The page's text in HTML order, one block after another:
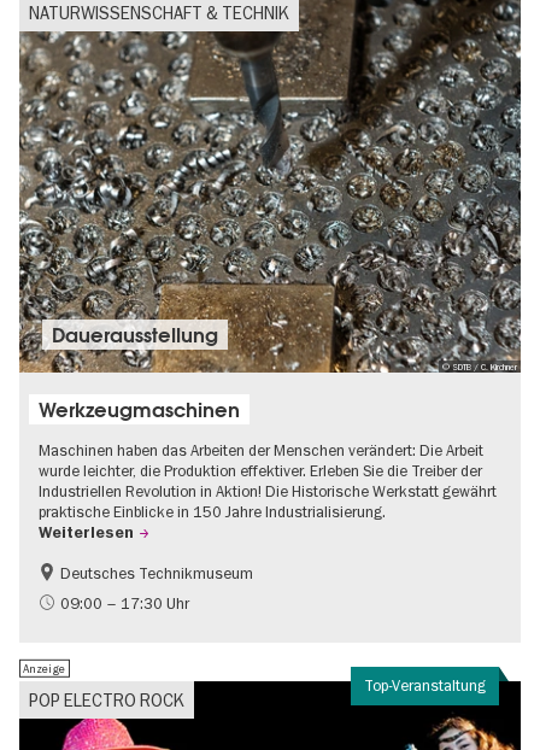
NATURWISSENSCHAFT & TECHNIK
© SDTB / C. Kirchner
Dauer­aus­stel­lung
Werkzeugmaschinen
Maschinen haben das Arbeiten der Menschen verändert: Die Arbeit
wurde leichter, die Produktion effektiver. Erleben Sie die Treiber der
Industriellen Revolution in Aktion! Die Historische Werkstatt gewährt
praktische Einblicke in 150 Jahre Industrialisierung.
Weiterlesen
Geschichte
Deutsches Technikmuseum
09:00 – 17:30 Uhr
Top-Veranstaltung
POP ELECTRO ROCK
Anzeige